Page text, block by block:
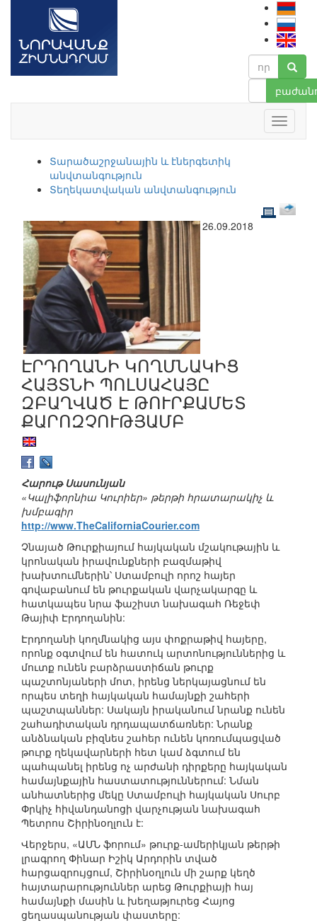
Տարածաշրջանային և էներգետիկ
անվտանգություն
Տեղեկատվական անվտանգություն
26.09.2018
ԷՐԴՈՂԱՆԻ ԿՈՂՄՆԱԿԻՑ
ՀԱՅՏՆԻ ՊՈԼՍԱՀԱՅԸ
ԶԲԱՂՎԱԾ Է ԹՈՒՐՔԱՄԵՏ
ՔԱՐՈԶՉՈՒԹՅԱՄԲ
Հարութ Սասունյան
«Կալիֆորնիա Կուրիեր» թերթի հրատարակիչ և
խմբագիր
http://www.TheCaliforniaCourier.com
Չնայած Թուրքիայում հայկական մշակութային և
կրոնական իրավունքների բազմաթիվ
խախտումներին՝ Ստամբուլի որոշ հայեր
գովաբանում են թուրքական վարչակարգը և
հատկապես նրա ֆաշիստ նախագահ Ռեջեփ
Թայիփ Էրդողանին:
Էրդողանի կողմնակից այս փոքրաթիվ հայերը,
որոնք օգտվում են հատուկ արտոնություններից և
մուտք ունեն բարձրաստիճան թուրք
պաշտոնյաների մոտ, իրենց ներկայացնում են
որպես տեղի հայկական համայնքի շահերի
պաշտպաններ: Սակայն իրականում նրանք ունեն
շահադիտական դրդապատճառներ: Նրանք
անձնական բիզնես շահեր ունեն կոռումպացված
թուրք ղեկավարների հետ կամ ձգտում են
պահպանել իրենց ոչ արժանի դիրքերը հայկական
համայնքային հաստատություններում: Նման
անհատներից մեկը Ստամբուլի հայկական Սուրբ
Փրկիչ հիվանդանոցի վարչության նախագահ
Պետրոս Շիրինօղլուն է:
Վերջերս, «ԱՄՆ ֆորում» թուրք-ամերիկյան թերթի
լրագրող Փինար Իշիկ Արդորին տված
հարցազրույցում, Շիրինօղլուն մի շարք կեղծ
հայտարարություններ արեց Թուրքիայի հայ
համայնքի մասին և խեղաթյուրեց Հայոց
ցեղասպանության փաստերը: